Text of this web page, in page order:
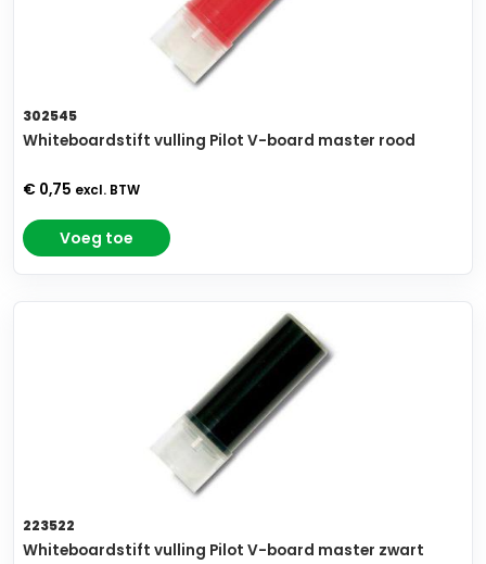
302545
Whiteboardstift vulling Pilot V-board master rood
€ 0,75 excl. BTW
Voeg toe
223522
Whiteboardstift vulling Pilot V-board master zwart